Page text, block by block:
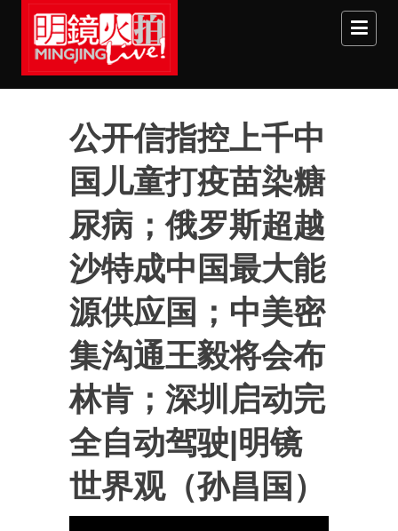
Skip to main content
公开信指控上千中
国儿童打疫苗染糖
尿病；俄罗斯超越
沙特成中国最大能
源供应国；中美密
集沟通王毅将会布
林肯；深圳启动完
全自动驾驶|明镜
世界观（孙昌国）